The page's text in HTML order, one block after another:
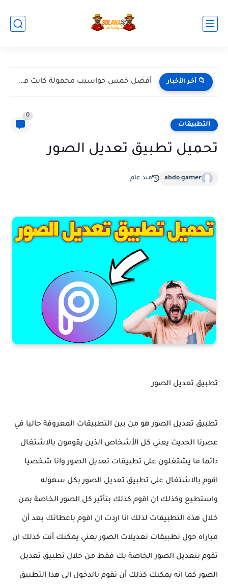
📁 آخر الأخبار أفضل خمس حواسيب محمولة كانت في 2024
التطبيقات
0
تحميل تطبيق تعديل الصور
abdo gamer منذ عام
تطبيق تعديل الصور
تطبيق تعديل الصور هو من بين التطبيقات المعروفة حاليا في
عصرنا الحديث يعني كل الأشخاص الذين يقومون بالاشتغال
دائما ما يشتغلون على تطبيقات تعديل الصور وانا شخصيا
اقوم بالاشتغال على تطبيق تعديل الصور بكل سهوله
واستطيع وكذلك ان اقوم كذلك بتأثير كل الصور الخاصة بمن
خلال هذه التطبيقات لذلك انا اردت ان اقوم باعطائك بعد أن
مباراه حول تطبيقات تعديلات الصور يعني يمكنك أنت كذلك ان
تقوم بتعديل الصور الخاصة بك فقط من خلال تطبيق تعديل
الصور كما انه يمكنك كذلك أن تقوم بالدخول الى هذا التطبيق